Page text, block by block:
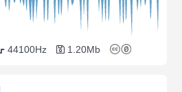
44100Hz 1.20Mb